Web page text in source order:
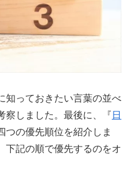
知っておきたい言葉の並べ
察しました。最後に、『 日
つの優先順位を紹介しま
下記の順で優先するのをオ